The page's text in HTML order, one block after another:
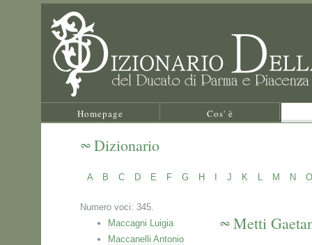
Homepage Cos' è
Dizionario
A B C D E F G H J K L M N O
Numero voci: 345.
Maccagni Luigia
Maccanelli Antonio
Metti